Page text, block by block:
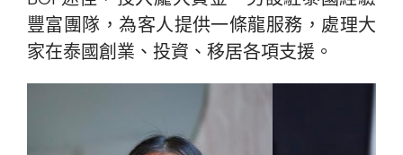
豐富團隊，為客人提供一條龍服務，處理大
家在泰國創業、投資、移居各項支援。